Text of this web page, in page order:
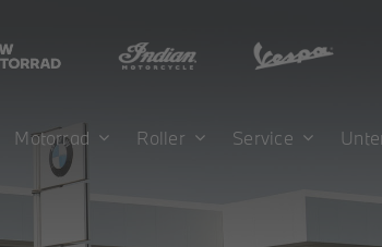
Motorrad Roller Service